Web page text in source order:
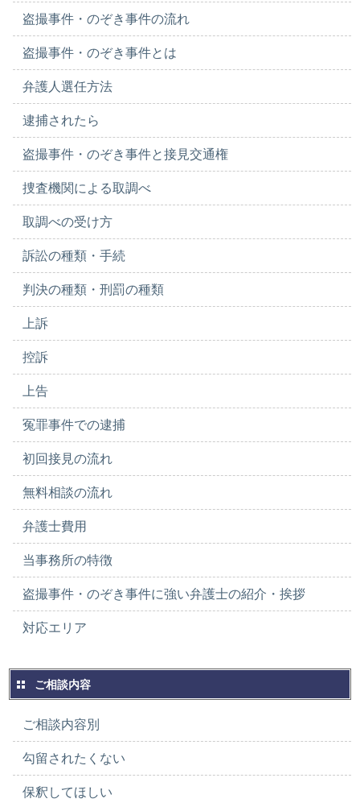
盗撮事件・のぞき事件の流れ
盗撮事件・のぞき事件とは
弁護人選任方法
逮捕されたら
盗撮事件・のぞき事件と接見交通権
捜査機関による取調べ
取調べの受け方
訴訟の種類・手続
判決の種類・刑罰の種類
上訴
控訴
上告
冤罪事件での逮捕
初回接見の流れ
無料相談の流れ
弁護士費用
当事務所の特徴
盗撮事件・のぞき事件に強い弁護士の紹介・挨拶
対応エリア
ご相談内容
ご相談内容別
勾留されたくない
保釈してほしい